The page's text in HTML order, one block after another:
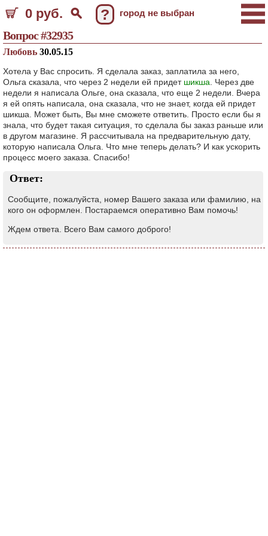
0 руб. ? город не выбран
Вопрос #32935
Любовь 30.05.15
Хотела у Вас спросить. Я сделала заказ, заплатила за него,
Ольга сказала, что через 2 недели ей придет шикша . Через две
недели я написала Ольге, она сказала, что еще 2 недели. Вчера
я ей опять написала, она сказала, что не знает, когда ей придет
шикша. Может быть, Вы мне сможете ответить. Просто если бы я
знала, что будет такая ситуация, то сделала бы заказ раньше или
в другом магазине. Я рассчитывала на предварительную дату,
которую написала Ольга. Что мне теперь делать? И как ускорить
процесс моего заказа. Спасибо!
Ответ:
Сообщите, пожалуйста, номер Вашего заказа или фамилию, на
кого он оформлен. Постараемся оперативно Вам помочь!
Ждем ответа. Всего Вам самого доброго!